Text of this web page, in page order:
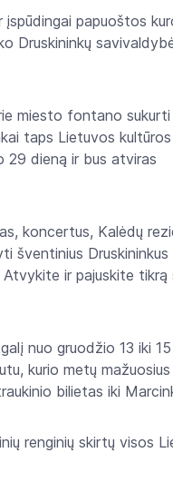
įspūdingai papuoštos
Druskininkų
miesto fontano sukurti
taps Lietuvos
29 dieną ir bus atviras
koncertus, Kalėdų
šventinius Druskininkus
ir pajuskite tikrą
nuo gruodžio 13 iki
kurio metų mažuosius
bilietas iki
renginių skirtų visos